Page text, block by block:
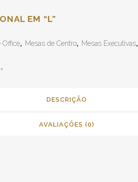
EM “L”
Office, Mesas de Centro, Mesas Executivas,
DESCRIÇÃO
AVALIAÇÕES (0)